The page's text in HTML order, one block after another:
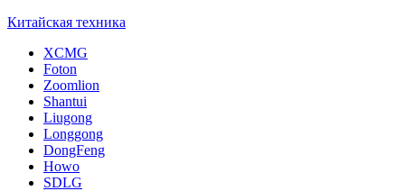
Китайская техника
XCMG
Foton
Zoomlion
Shantui
Liugong
Longgong
DongFeng
Howo
SDLG